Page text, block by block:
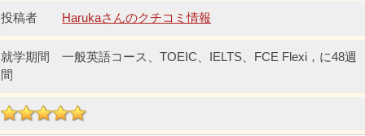
Harukaさんのクチコミ情報
一般英語コース、TOEIC、IELTS、FCE Flexi，に48週
間